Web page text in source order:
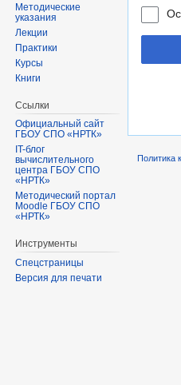
Методические
указания
Лекции
Практики
Курсы
Книги
Ссылки
Официальный сайт
ГБОУ СПО «НРТК»
IT-блог
вычислительного
центра ГБОУ СПО
«НРТК»
Методический портал
Moodle ГБОУ СПО
«НРТК»
Инструменты
Спецстраницы
Версия для печати
Политика